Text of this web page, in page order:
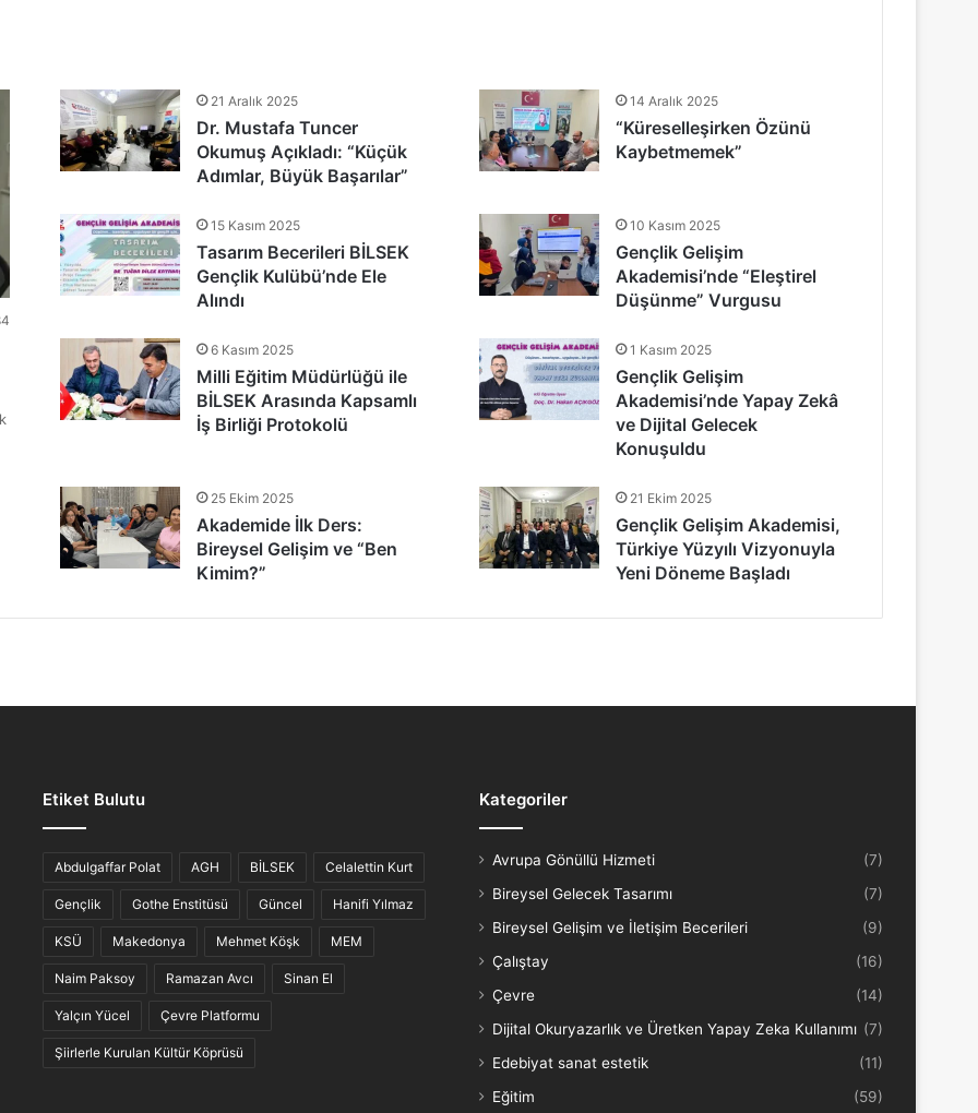
Teşekkür Belgeleriyle Tamamladı
Şöleni: Öğrenciler, Şair ve Ozanlarla Buluştu
Ahvali
Türkülerinin “Anlam Ağları” Keşfedildi
21 Aralık 2025
Dr. Mustafa Tuncer
Okumuş Açıkladı: “Küçük
Adımlar, Büyük Başarılar”
14 Aralık 2025
“Küreselleşirken Özünü
Kaybetmemek”
15 Kasım 2025
Tasarım Becerileri BİLSEK
Gençlik Kulübü’nde Ele
Alındı
10 Kasım 2025
Gençlik Gelişim
Akademisi’nde “Eleştirel
Düşünme” Vurgusu
6 Kasım 2025
Milli Eğitim Müdürlüğü ile
BİLSEK Arasında Kapsamlı
İş Birliği Protokolü
1 Kasım 2025
Gençlik Gelişim
Akademisi’nde Yapay Zekâ
ve Dijital Gelecek
Konuşuldu
25 Ekim 2025
Akademide İlk Ders:
Bireysel Gelişim ve “Ben
Kimim?”
21 Ekim 2025
Gençlik Gelişim Akademisi,
Türkiye Yüzyılı Vizyonuyla
Yeni Döneme Başladı
Etiket Bulutu
Abdulgaffar Polat AGH BİLSEK Celalettin Kurt
Gençlik Gothe Enstitüsü Güncel Hanifi Yılmaz
KSÜ Makedonya Mehmet Köşk MEM
Naim Paksoy Ramazan Avcı Sinan El
Yalçın Yücel Çevre Platformu
Şiirlerle Kurulan Kültür Köprüsü
Kategoriler
Avrupa Gönüllü Hizmeti
(7)
Bireysel Gelecek Tasarımı
(7)
Bireysel Gelişim ve İletişim Becerileri
(9)
Çalıştay
(16)
Çevre
(14)
Dijital Okuryazarlık ve Üretken Yapay Zeka Kullanımı (7)
Edebiyat sanat estetik
(11)
Eğitim
(59)